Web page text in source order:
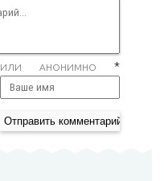
ИЛИ АНОНИМНО *